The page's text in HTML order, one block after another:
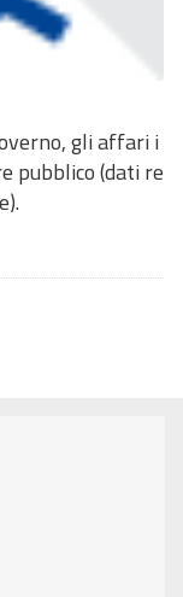
gli affari i
pubblico (dati re